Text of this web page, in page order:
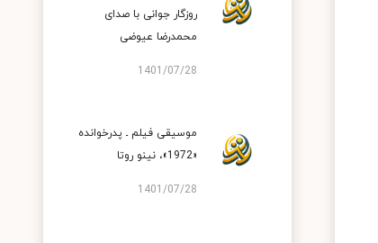
روزگار جوانی با صدای
محمدرضا عیوضی
1401/07/28
موسیقی فیلم ـ پدرخوانده
«1972»، نینو روتا
1401/07/28